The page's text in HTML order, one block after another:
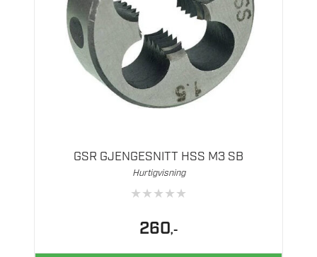
GSR GJENGESNITT HSS M3 SB
Hurtigvisning
★★★★★
260,-